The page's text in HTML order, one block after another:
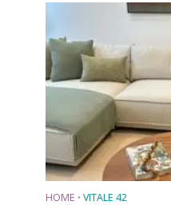
HOME • VITALE 42